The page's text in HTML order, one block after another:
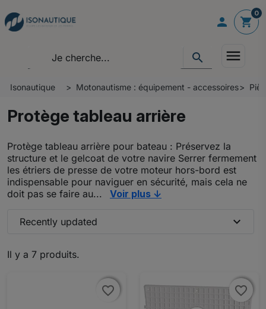
 shopping_cart
0
search menu
Isonautique Motonautisme : équipement - accessoires
Protège tableau arrière
Protège tableau arrière pour bateau : Préservez la
structure et le gelcoat de votre navire Serrer fermement
les étriers de presse de votre moteur hors-bord est
indispensable pour naviguer en sécurité, mais cela ne
doit pas se faire au...
Voir plus ↓
Il y a 7 produits.
Recently updated expand_more
favorite_border
favorite_border favorite_border
favorite_border